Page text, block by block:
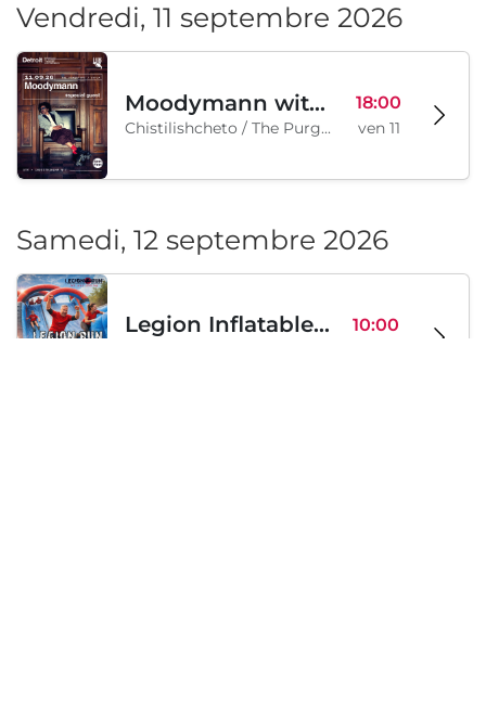
Vendredi, 11 septembre 2026
Moodymann with special guests
Chistilishcheto / The Purgatory, Sofia, BG
18:00
ven 11
Samedi, 12 septembre 2026
Legion Inflatable Family Run - Sofia 10:00